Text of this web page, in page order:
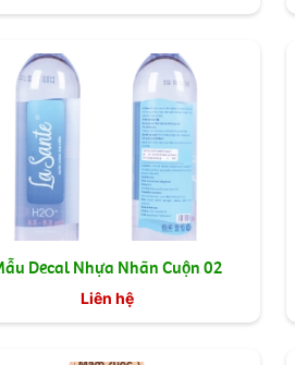
Decal Nhựa Nhãn Cuộn 02
Liên hệ